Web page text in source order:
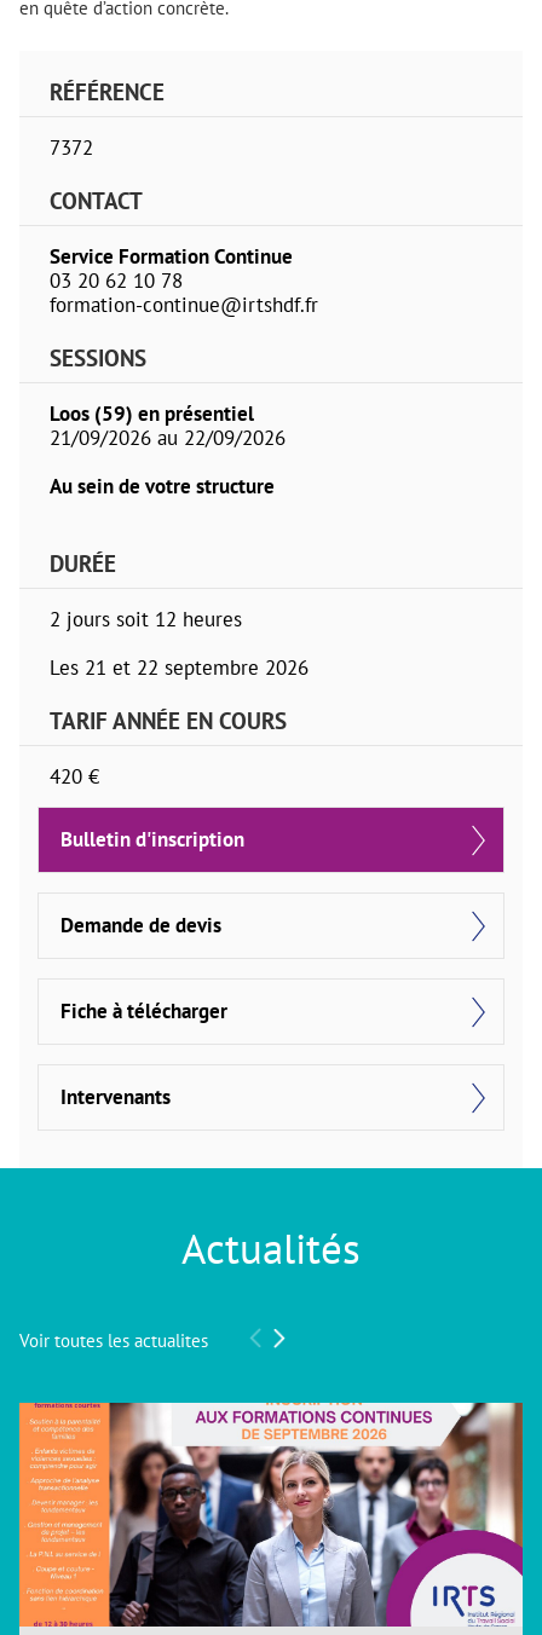
en quête d’action concrète.
RÉFÉRENCE
7372
CONTACT
Service Formation Continue
03 20 62 10 78
formation-continue@irtshdf.fr
SESSIONS
Loos (59) en présentiel
21/09/2026 au 22/09/2026
Au sein de votre structure
DURÉE
2 jours soit 12 heures
Les 21 et 22 septembre 2026
TARIF ANNÉE EN COURS
420 €
Bulletin d'inscription
Demande de devis
Fiche à télécharger
Intervenants
Actualités
Voir toutes les actualites